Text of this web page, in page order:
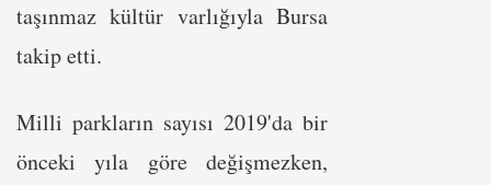
taşınmaz kültür varlığıyla Bursa
takip etti.
Milli parkların sayısı 2019'da bir
önceki yıla göre değişmezken,